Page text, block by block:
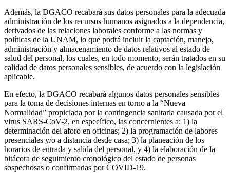
Además, la DGACO recabará sus datos personales para la adecuada
administración de los recursos humanos asignados a la dependencia,
derivados de las relaciones laborales conforme a las normas y
políticas de la UNAM, lo que podrá incluir la captación, manejo,
administración y almacenamiento de datos relativos al estado de
salud del personal, los cuales, en todo momento, serán tratados en su
calidad de datos personales sensibles, de acuerdo con la legislación
aplicable.
En efecto, la DGACO recabará algunos datos personales sensibles
para la toma de decisiones internas en torno a la “Nueva
Normalidad” propiciada por la contingencia sanitaria causada por el
virus SARS-CoV-2, en específico, las concernientes a: 1) la
determinación del aforo en oficinas; 2) la programación de labores
presenciales y/o a distancia desde casa; 3) la planeación de los
horarios de entrada y salida del personal, y 4) la elaboración de la
bitácora de seguimiento cronológico del estado de personas
sospechosas o confirmadas por COVID-19.